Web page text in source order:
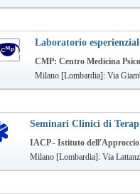
Laboratorio
CMP: Centro Medicina
Milano [Lombardia]: Via
Seminari Clinici di
IACP - Istituto dell'Approccio
Milano [Lombardia]: Via